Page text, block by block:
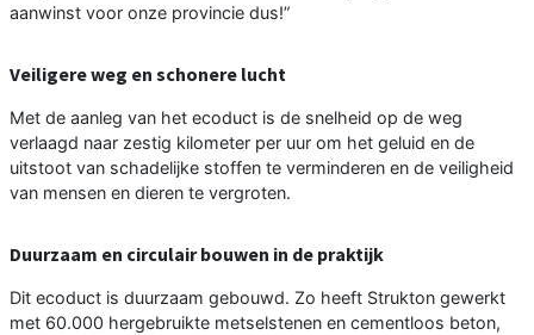
aanwinst voor onze provincie dus!”
Veiligere weg en schonere lucht
Met de aanleg van het ecoduct is de snelheid op de weg
verlaagd naar zestig kilometer per uur om het geluid en de
uitstoot van schadelijke stoffen te verminderen en de veiligheid
van mensen en dieren te vergroten.
Duurzaam en circulair bouwen in de praktijk
Dit ecoduct is duurzaam gebouwd. Zo heeft Strukton gewerkt
met 60.000 hergebruikte metselstenen en cementloos beton,